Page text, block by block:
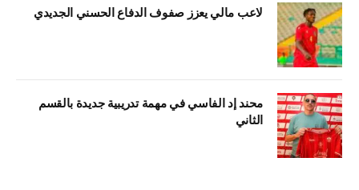
لاعب مالي يعزز صفوف الدفاع الحسني الجديدي
محند إد الفاسي في مهمة تدريبية جديدة بالقسم
الثاني